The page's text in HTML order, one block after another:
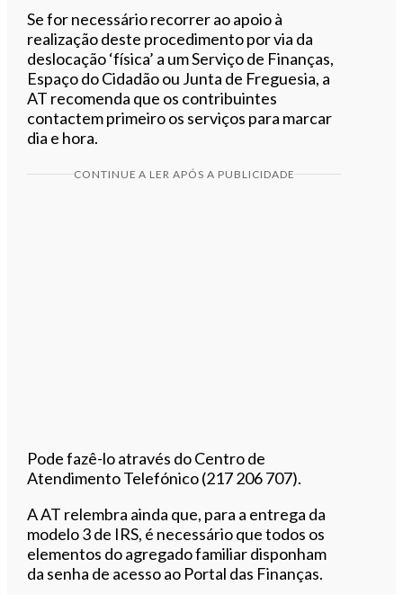
Se for necessário recorrer ao apoio à
realização deste procedimento por via da
deslocação ‘física’ a um Serviço de Finanças,
Espaço do Cidadão ou Junta de Freguesia, a
AT recomenda que os contribuintes
contactem primeiro os serviços para marcar
dia e hora.
CONTINUE A LER APÓS A PUBLICIDADE
Pode fazê-lo através do Centro de
Atendimento Telefónico (217 206 707).
A AT relembra ainda que, para a entrega da
modelo 3 de IRS, é necessário que todos os
elementos do agregado familiar disponham
da senha de acesso ao Portal das Finanças.